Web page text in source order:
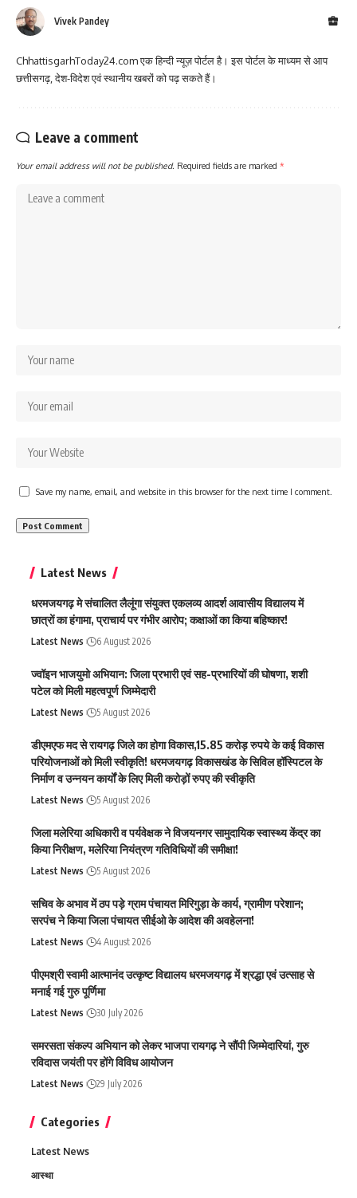
Vivek Pandey
ChhattisgarhToday24.com एक हिन्दी न्यूज़ पोर्टल है। इस पोर्टल के माध्यम से आप
छत्तीसगढ़, देश-विदेश एवं स्थानीय खबरों को पढ़ सकते हैं।
Leave a comment
Your email address will not be published. Required fields are marked *
Save my name, email, and website in this browser for the next time I comment.
Latest News
धरमजयगढ़ मे संचालित लैलूंगा संयुक्त एकलव्य आदर्श आवासीय विद्यालय में
छात्रों का हंगामा, प्राचार्य पर गंभीर आरोप; कक्षाओं का किया बहिष्कार!
Latest News 6 August 2026
ज्वॉइन भाजयुमो अभियान: जिला प्रभारी एवं सह-प्रभारियों की घोषणा, शशी
पटेल को मिली महत्वपूर्ण जिम्मेदारी
Latest News 5 August 2026
डीएमएफ मद से रायगढ़ जिले का होगा विकास,15.85 करोड़ रुपये के कई विकास
परियोजनाओं को मिली स्वीकृति! धरमजयगढ़ विकासखंड के सिविल हॉस्पिटल के
निर्माण व उन्नयन कार्यों के लिए मिली करोड़ों रुपए की स्वीकृति
Latest News 5 August 2026
जिला मलेरिया अधिकारी व पर्यवेक्षक ने विजयनगर सामुदायिक स्वास्थ्य केंद्र का
किया निरीक्षण, मलेरिया नियंत्रण गतिविधियों की समीक्षा!
Latest News 5 August 2026
सचिव के अभाव में ठप पड़े ग्राम पंचायत मिरिगुड़ा के कार्य, ग्रामीण परेशान;
सरपंच ने किया जिला पंचायत सीईओ के आदेश की अवहेलना!
Latest News 4 August 2026
पीएमश्री स्वामी आत्मानंद उत्कृष्ट विद्यालय धरमजयगढ़ में श्रद्धा एवं उत्साह से
मनाई गई गुरु पूर्णिमा
Latest News 30 July 2026
समरसता संकल्प अभियान को लेकर भाजपा रायगढ़ ने सौंपी जिम्मेदारियां, गुरु
रविदास जयंती पर होंगे विविध आयोजन
Latest News 29 July 2026
Categories
Latest News
आस्था